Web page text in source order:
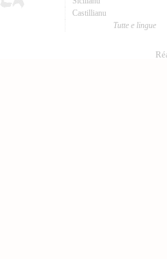
Castillianu
Tutte e lingue